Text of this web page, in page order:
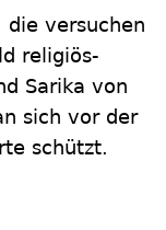
die versuchen
religiös-
Sarika von
sich vor der
schützt.